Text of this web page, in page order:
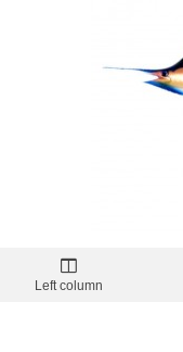
Left column